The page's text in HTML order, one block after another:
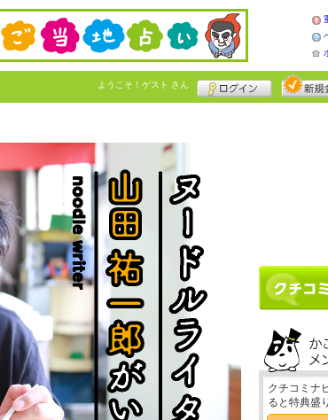
ようこそ！ ゲスト さん
クチコミナ
ると特典盛